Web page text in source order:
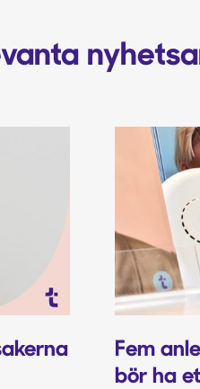
Fem
bör ha